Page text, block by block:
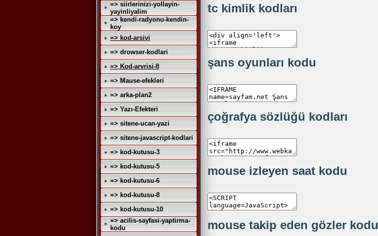
=> siirlerinizi-yollayin-
yayinliyalim
=> kendi-radyonu-kendin-
koy
=> kod-arsivi
=> drowser-kodlari
=> Kod-arvrisi-8
=> Mause-efekleri
=> arka-plan2
=> Yazı-Efekteri
=> sitene-ucan-yazi
=> sitene-javascript-kodlari
=> kod-kutusu-3
=> kod-kutusu-5
=> kod-kutusu-6
=> kod-kutusu-8
=> kod-kutusu-10
=> acilis-sayfasi-yaptirma-
kodu
tc kimlik kodları
şans oyunları kodu
çoğrafya sözlüğü kodları
mouse izleyen saat kodu
mouse takip eden gözler kodu